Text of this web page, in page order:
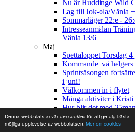
Denna webbplats använder cookies för att ge dig bästa
möjliga upplevelse av webbplatsen. Mer om cookies
Nu är Huddinge Wild
Lag till Jok-ola/Vänla
Sommarläger 22:e -
Intresseanmälan
Vänla 13/6
Maj
Spettaloppet Torsdag
Kommande två
Sprintsäsongen
i juni!
Välkommen in i flytet
Många aktiviter i Kristi
Hur blir det med
Träning med SI även
träningsinfo)